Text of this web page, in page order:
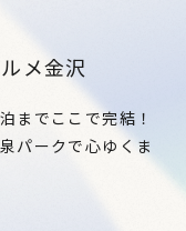
メ金沢
までここで完結！
パークで心ゆくま